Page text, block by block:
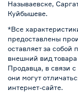
Называевске,
Куйбышеве.
*Все
предоставлены
оставляет за собой
внешний вид
Продавца, в связи
они могут
интернет-сайте.